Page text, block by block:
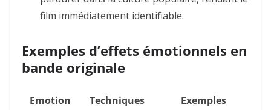
film immédiatement identifiable.
Exemples d’effets émotionnels en
bande originale
Emotion
Techniques
Exemples